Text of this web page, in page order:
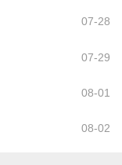
07-28
07-29
08-01
08-02